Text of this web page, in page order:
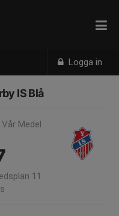
Logga in
IS Blå
Medel
11